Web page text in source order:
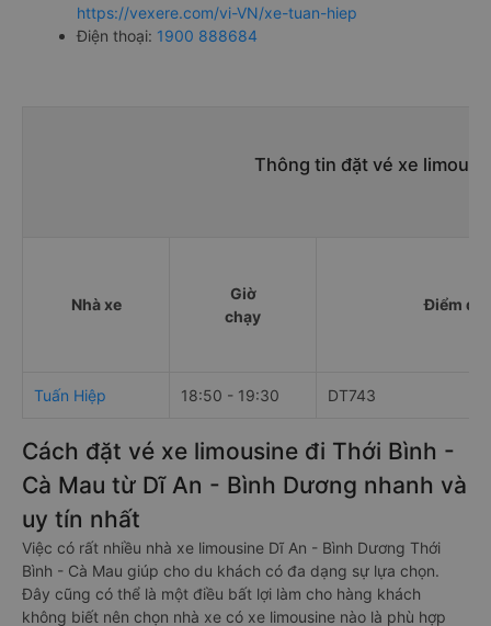
https://vexere.com/vi-VN/xe-tuan-hiep
Điện thoại: 1900 888684
Thông tin đặt vé xe
Nhà xe
Giờ
chạy
Điểm đi
Tuấn Hiệp 18:50 - 19:30 DT743
Cách đặt vé xe limousine đi Thới Bình -
Cà Mau từ Dĩ An - Bình Dương nhanh và
uy tín nhất
Việc có rất nhiều nhà xe limousine Dĩ An - Bình Dương Thới
Bình - Cà Mau giúp cho du khách có đa dạng sự lựa chọn.
Đây cũng có thể là một điều bất lợi làm cho hàng khách
không biết nên chọn nhà xe có xe limousine nào là phù hợp